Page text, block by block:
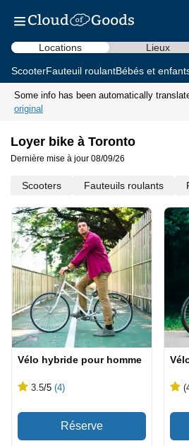
Locations Lieux
ScooterFauteuil roulantBébés et
Some info has been automatically
original
Loyer bike à Toronto
Dernière mise à jour 08/09/26
Scooters Fauteuils roulants
Vélo hybride pour homme
3.5/5 (4)